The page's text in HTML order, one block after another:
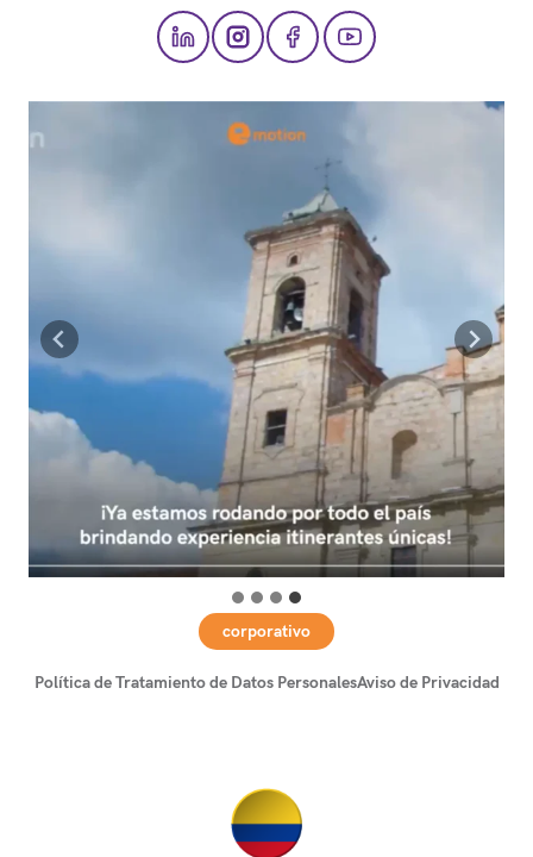
corporativo
Política de Tratamiento de Datos PersonalesAviso de Privacidad